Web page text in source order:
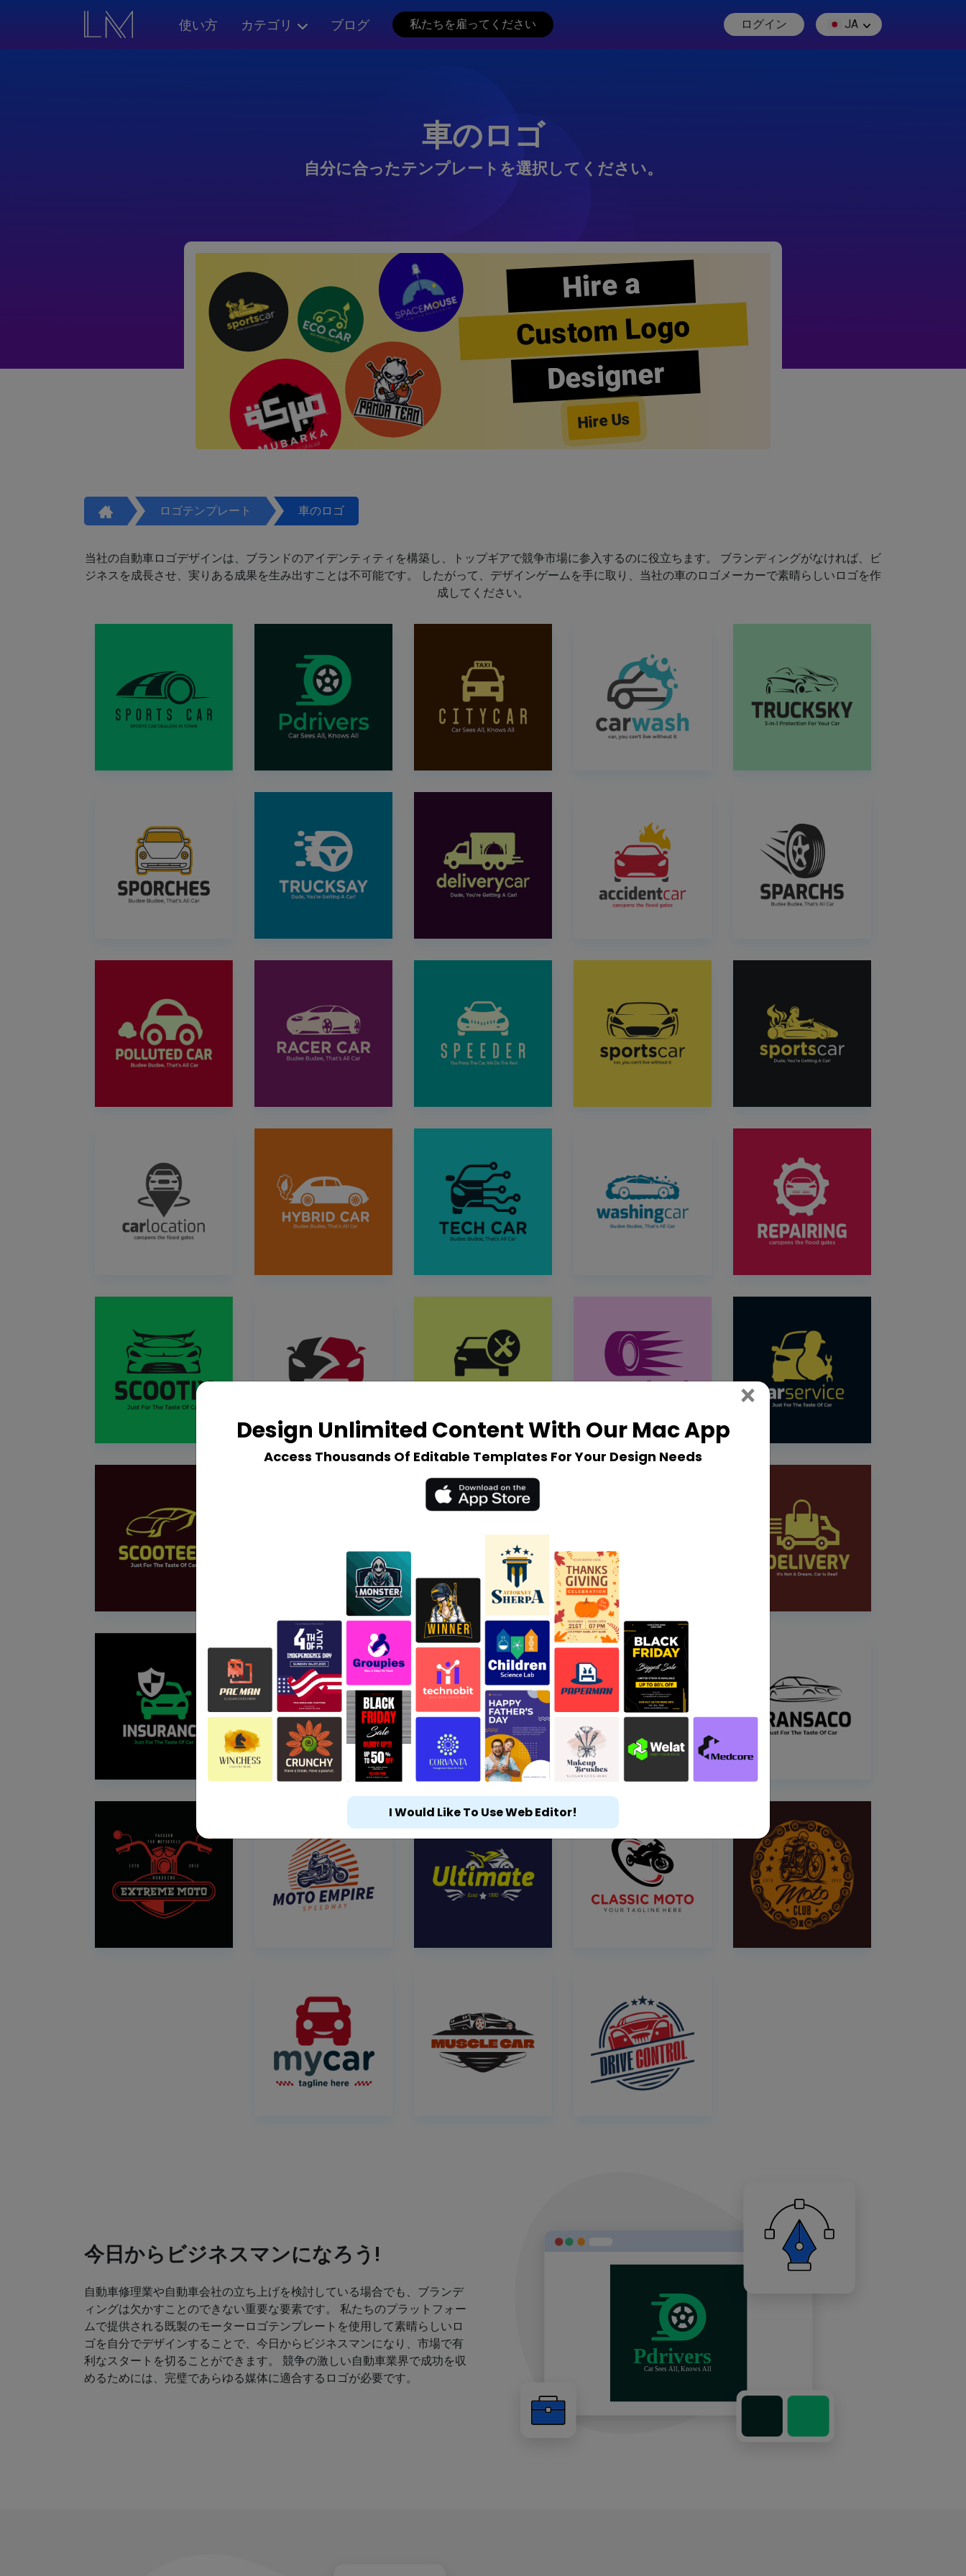
使い方 カテゴリ ブログ 私たちを雇ってください ログイン JA
車のロゴ
自分に合ったテンプレートを選択してください。
Hire a
Custom Logo
Designer
Hire Us
ロゴテンプレート 車のロゴ
当社の自動車ロゴデザインは、ブランドのアイデンティティを構築し、トップギアで競争市場に参入するのに役立ちます。 ブランディングがなければ、ビ
ジネスを成長させ、実りある成果を生み出すことは不可能です。 したがって、デザインゲームを手に取り、当社の車のロゴメーカーで素晴らしいロゴを作
成してください。
今日からビジネスマンになろう!
自動車修理業や自動車会社の立ち上げを検討している場合でも、ブランデ
ィングは欠かすことのできない重要な要素です。 私たちのプラットフォー
ムで提供される既製のモーターロゴテンプレートを使用して素晴らしいロ
ゴを自分でデザインすることで、今日からビジネスマンになり、市場で有
利なスタートを切ることができます。 競争の激しい自動車業界で成功を収
めるためには、完璧であらゆる媒体に適合するロゴが必要です。
Design Unlimited Content With Our Mac App
Access Thousands Of Editable Templates For Your Design Needs
× Close
I Would Like To Use Web Editor!